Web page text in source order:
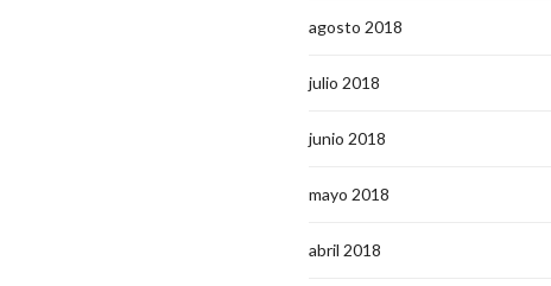
agosto 2018
julio 2018
junio 2018
mayo 2018
abril 2018